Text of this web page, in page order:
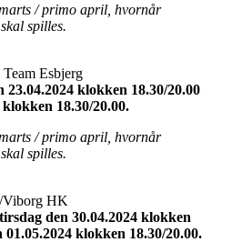
/ primo april, hvornår
spilles.
Esbjerg
23.04.2024 klokken 18.30/20.00
18.30/20.00.
/ primo april, hvornår
spilles.
Viborg HK
tirsdag den 30.04.2024 klokken
01.05.2024 klokken 18.30/20.00.